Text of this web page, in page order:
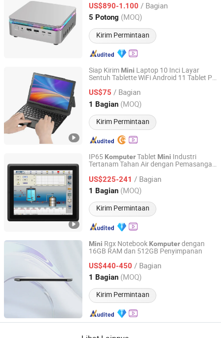
Bisnis
US$890-1.100 / Bagian
5 Potong (MOQ)
Kirim Permintaan
Guangdong, China Harga mulai 2025
Siap Kirim Mini Laptop 10 Inci Layar
Sentuh Tablette WiFi Android 11 Tablet PC
US$75 / Bagian
1 Bagian (MOQ)
Kirim Permintaan
Shenzhen Risinno Gift Co., Ltd
Guangdong, China Harga mulai 2022
IP65 KomputerTablet Mini Industri
Tertanam Tahan Air dengan Pemasangan
dalam Satu
US$225-241 / Bagian
1 Bagian (MOQ)
Kirim Permintaan
Guangzhou Senke Electronic Co., Ltd.
Guangdong, China Harga mulai 2018
Mini Rgx Notebook Komputerdengan
16GB RAM dan 512GB Penyimpanan
US$440-450 / Bagian
1 Bagian (MOQ)
Kirim Permintaan
Foshan Rui Guan Xing Electronic Co., Ltd.
Guangdong, China Harga mulai 2025